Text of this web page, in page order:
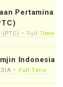
Pertamina
(PTC) Full Time
Indonesia
Full Time